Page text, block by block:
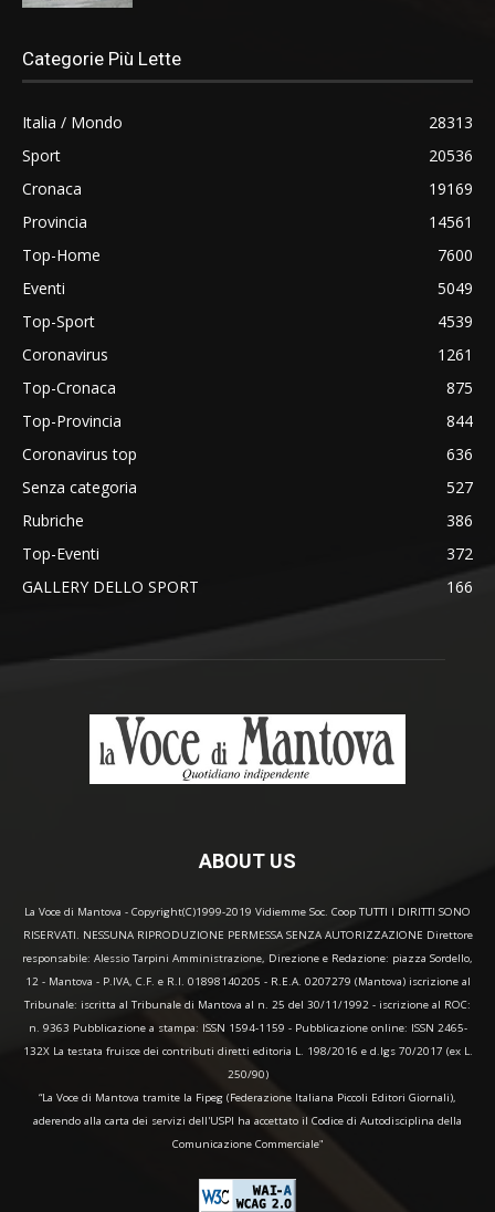
Categorie Più Lette
Italia / Mondo
28313
Sport
20536
Cronaca
19169
Provincia
14561
Top-Home
7600
Eventi
5049
Top-Sport
4539
Coronavirus
1261
Top-Cronaca
875
Top-Provincia
844
Coronavirus top
636
Senza categoria
527
Rubriche
386
Top-Eventi
372
GALLERY DELLO SPORT
166
ABOUT US
La Voce di Mantova - Copyright(C)1999-2019 Vidiemme Soc. Coop TUTTI I DIRITTI SONO
RISERVATI. NESSUNA RIPRODUZIONE PERMESSA SENZA AUTORIZZAZIONE Direttore
responsabile: Alessio Tarpini Amministrazione, Direzione e Redazione: piazza Sordello,
12 - Mantova - P.IVA, C.F. e R.I. 01898140205 - R.E.A. 0207279 (Mantova) iscrizione al
Tribunale: iscritta al Tribunale di Mantova al n. 25 del 30/11/1992 - iscrizione al ROC:
n. 9363 Pubblicazione a stampa: ISSN 1594-1159 - Pubblicazione online: ISSN 2465-
132X La testata fruisce dei contributi diretti editoria L. 198/2016 e d.lgs 70/2017 (ex L.
250/90)
“La Voce di Mantova tramite la Fipeg (Federazione Italiana Piccoli Editori Giornali),
aderendo alla carta dei servizi dell'USPI ha accettato il Codice di Autodisciplina della
Comunicazione Commerciale"